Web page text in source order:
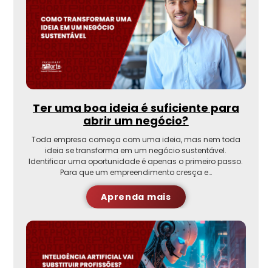
Ter uma boa ideia é suficiente para
abrir um negócio?
Toda empresa começa com uma ideia, mas nem toda
ideia se transforma em um negócio sustentável.
Identificar uma oportunidade é apenas o primeiro passo.
Para que um empreendimento cresça e…
Aprenda mais